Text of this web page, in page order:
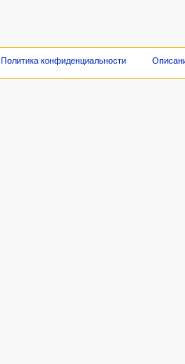
Политика конфиденциальности